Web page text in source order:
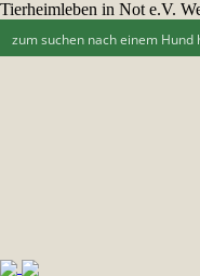
Tierheimleben in Not e.V.